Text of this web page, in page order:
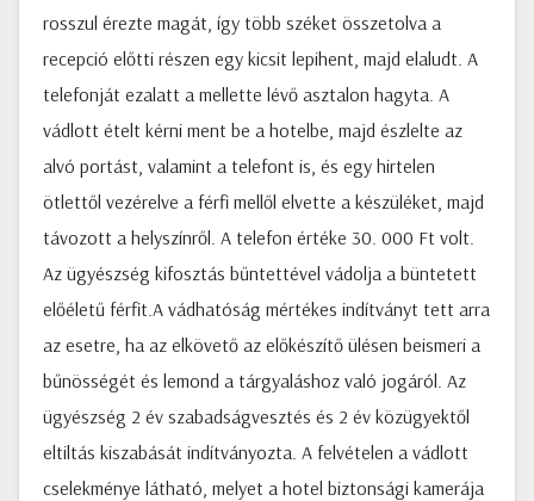
rosszul érezte magát, így több széket összetolva a
recepció előtti részen egy kicsit lepihent, majd elaludt. A
telefonját ezalatt a mellette lévő asztalon hagyta. A
vádlott ételt kérni ment be a hotelbe, majd észlelte az
alvó portást, valamint a telefont is, és egy hirtelen
ötlettől vezérelve a férfi mellől elvette a készüléket, majd
távozott a helyszínről. A telefon értéke 30. 000 Ft volt.
Az ügyészség kifosztás bűntettével vádolja a büntetett
előéletű férfit.A vádhatóság mértékes indítványt tett arra
az esetre, ha az elkövető az előkészítő ülésen beismeri a
bűnösségét és lemond a tárgyaláshoz való jogáról. Az
ügyészség 2 év szabadságvesztés és 2 év közügyektől
eltiltás kiszabását indítványozta. A felvételen a vádlott
cselekménye látható, melyet a hotel biztonsági kamerája